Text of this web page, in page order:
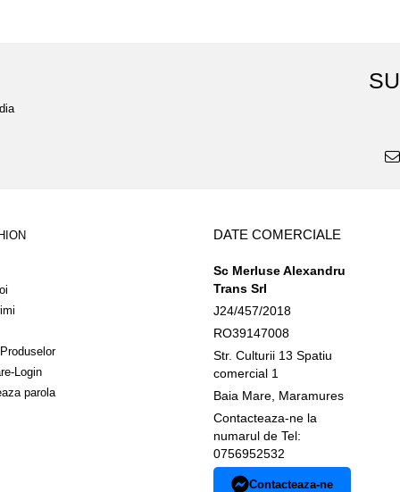
Login
parola
DATE COMERCIALE
Sc Merluse Alexandru
Trans Srl
J24/457/2018
RO39147008
Str. Culturii 13 Spatiu
comercial 1
Baia Mare, Maramures
Contacteaza-ne la
numarul de Tel:
0756952532
Contacteaza-ne